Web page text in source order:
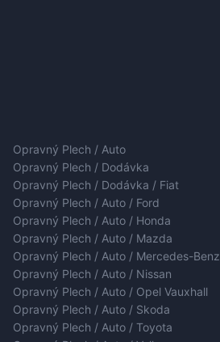
Opravný Plech / Auto
Opravný Plech / Dodávka
Opravný Plech / Dodávka / Fiat
Opravný Plech / Auto / Ford
Opravný Plech / Auto / Honda
Opravný Plech / Auto / Mazda
Opravný Plech / Auto / Mercedes-Benz
Opravný Plech / Auto / Nissan
Opravný Plech / Auto / Opel Vauxhall
Opravný Plech / Auto / Skoda
Opravný Plech / Auto / Toyota